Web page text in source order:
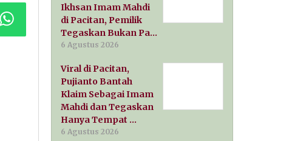
Ikhsan Imam Mahdi
di Pacitan, Pemilik
Tegaskan Bukan Pa…
6 Agustus 2026
Viral di Pacitan,
Pujianto Bantah
Klaim Sebagai Imam
Mahdi dan Tegaskan
Hanya Tempat …
6 Agustus 2026